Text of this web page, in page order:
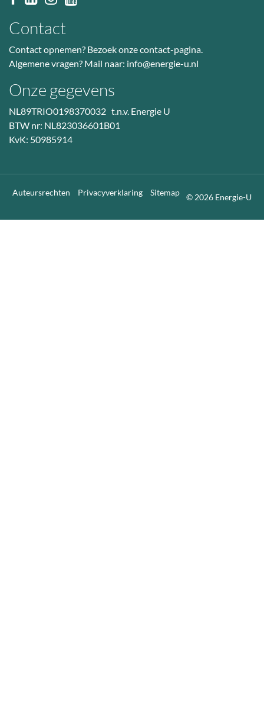
Contact
Contact opnemen? Bezoekonze contact-pagina.
Algemene vragen? Mail naar: info@energie-u.nl
Onze gegevens
NL89TRIO0198370032 t.n.v. Energie U
BTW nr: NL823036601B01
KvK: 50985914
© 2026 Energie-U
Auteursrechten Privacyverklaring Sitemap